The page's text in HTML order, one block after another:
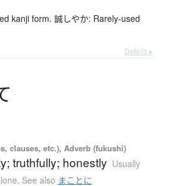
kanji form. 誠しやか: Rarely-used
Details ▸
clauses, etc.), Adverb (fukushi)
truthfully; honestly Usually
, See also まことに